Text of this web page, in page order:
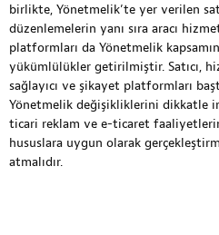
birlikte, Yönetmelik’te yer verilen
düzenlemelerin yanı sıra aracı
platformları da Yönetmelik
yükümlülükler getirilmiştir. Satıcı,
sağlayıcı ve şikayet platformları
Yönetmelik değişikliklerini dikkatle
ticari reklam ve e-ticaret
hususlara uygun olarak
atmalıdır.